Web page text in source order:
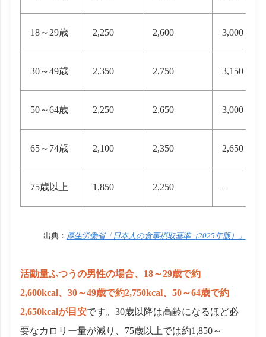
18～29歳 2,250 2,600 3,000
30～49歳 2,350 2,750 3,150
50～64歳 2,250 2,650 3,000
65～74歳 2,100 2,350 2,650
75歳以上 1,850 2,250 –
出典： 厚生労働省「日本人の食事摂取基準（2025年版）」
活動量ふつうの男性の場合、18～29歳で約
2,600kcal、30～49歳で約2,750kcal、50～64歳で約
2,650kcalが目安です。30歳以降は高齢になるほど必
要なカロリー量が減り、75歳以上では約1,850～